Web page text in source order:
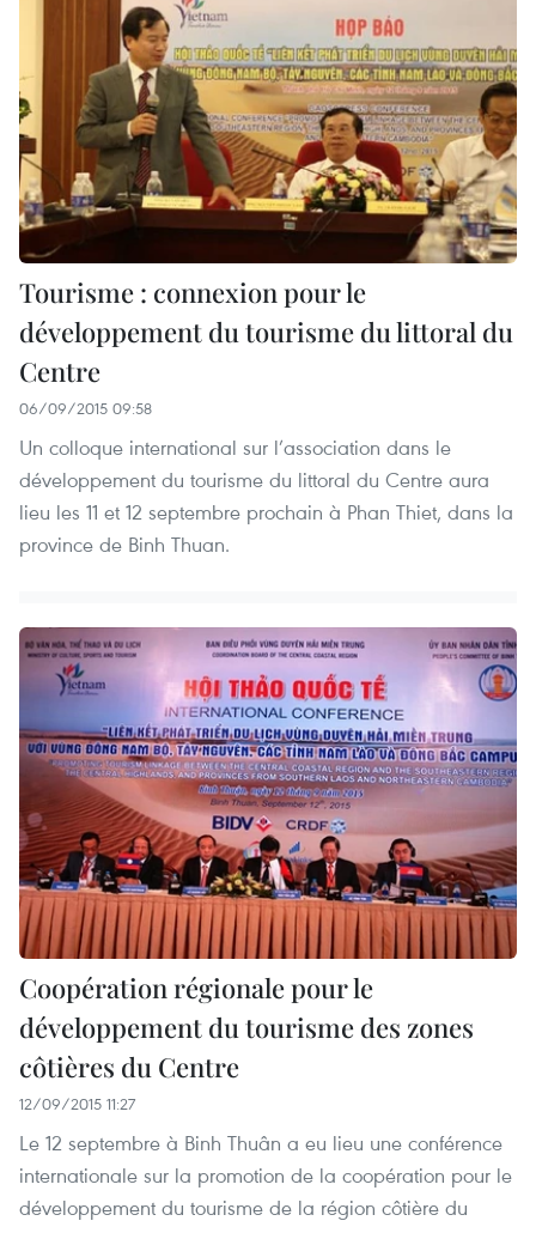
Tourisme : connexion pour le
développement du tourisme du littoral du
Centre
06/09/2015 09:58
Un colloque international sur l’association dans le
développement du tourisme du littoral du Centre aura
lieu les 11 et 12 septembre prochain à Phan Thiet, dans la
province de Binh Thuan.
Coopération régionale pour le
développement du tourisme des zones
côtières du Centre
12/09/2015 11:27
Le 12 septembre à Binh Thuân a eu lieu une conférence
internationale sur la promotion de la coopération pour le
développement du tourisme de la région côtière du